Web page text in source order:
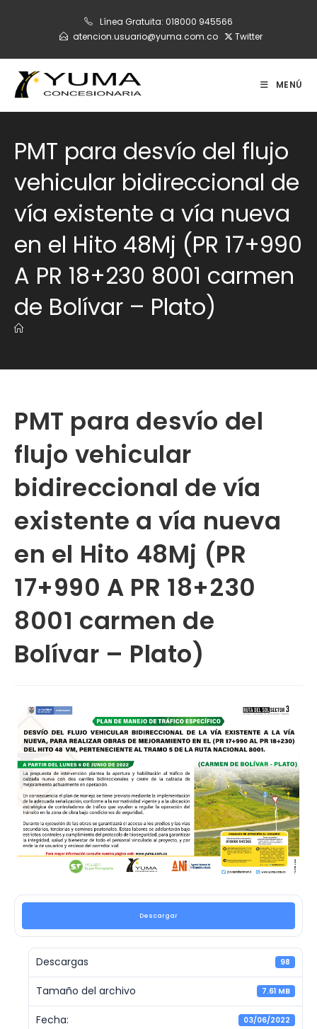
Línea Gratuita: 018000 945566
atencion.usuario@yuma.com.co
Twitter
MENÚ
PMT para desvío del flujo
vehicular bidireccional de
vía existente a vía nueva
en el Hito 48Mj (PR 17+990
A PR 18+230 8001 carmen
de Bolívar – Plato)
PMT para desvío del
flujo vehicular
bidireccional de vía
existente a vía nueva
en el Hito 48Mj (PR
17+990 A PR 18+230
8001 carmen de
Bolívar – Plato)
Descargar
Descargas 98
Tamaño del archivo 7.61 MB
Fecha: 03/06/2022